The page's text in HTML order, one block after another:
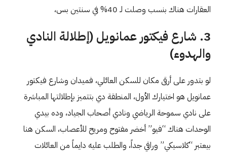
العقارات هناك بنسب وصلت لـ 40% في سنتين بس،
3. شارع فيكتور عمانويل (إطلالة النادي
والهدوء)
لو بتدور على أرقى مكان للسكن العائلي، فميدان وشارع فيكتور
عمانويل هو اختيارك الأول، المنطقة دي بتتميز بإطلالتها المباشرة
على نادي سموحة الرياضي ونادي أصحاب الجياد، وده بيدي
الوحدات هناك “فيو” أخضر مفتوح ومريح للأعصاب، السكن هنا
بيعتبر “كلاسيكي” وراقي جداً، والطلب عليه دايماً من العائلات